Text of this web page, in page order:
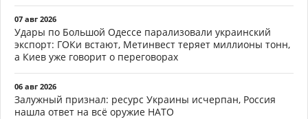
07 авг 2026
Удары по Большой Одессе парализовали украинский
экспорт: ГОКи встают, Метинвест теряет миллионы тонн,
а Киев уже говорит о переговорах
06 авг 2026
Залужный признал: ресурс Украины исчерпан, Россия
нашла ответ на всё оружие НАТО